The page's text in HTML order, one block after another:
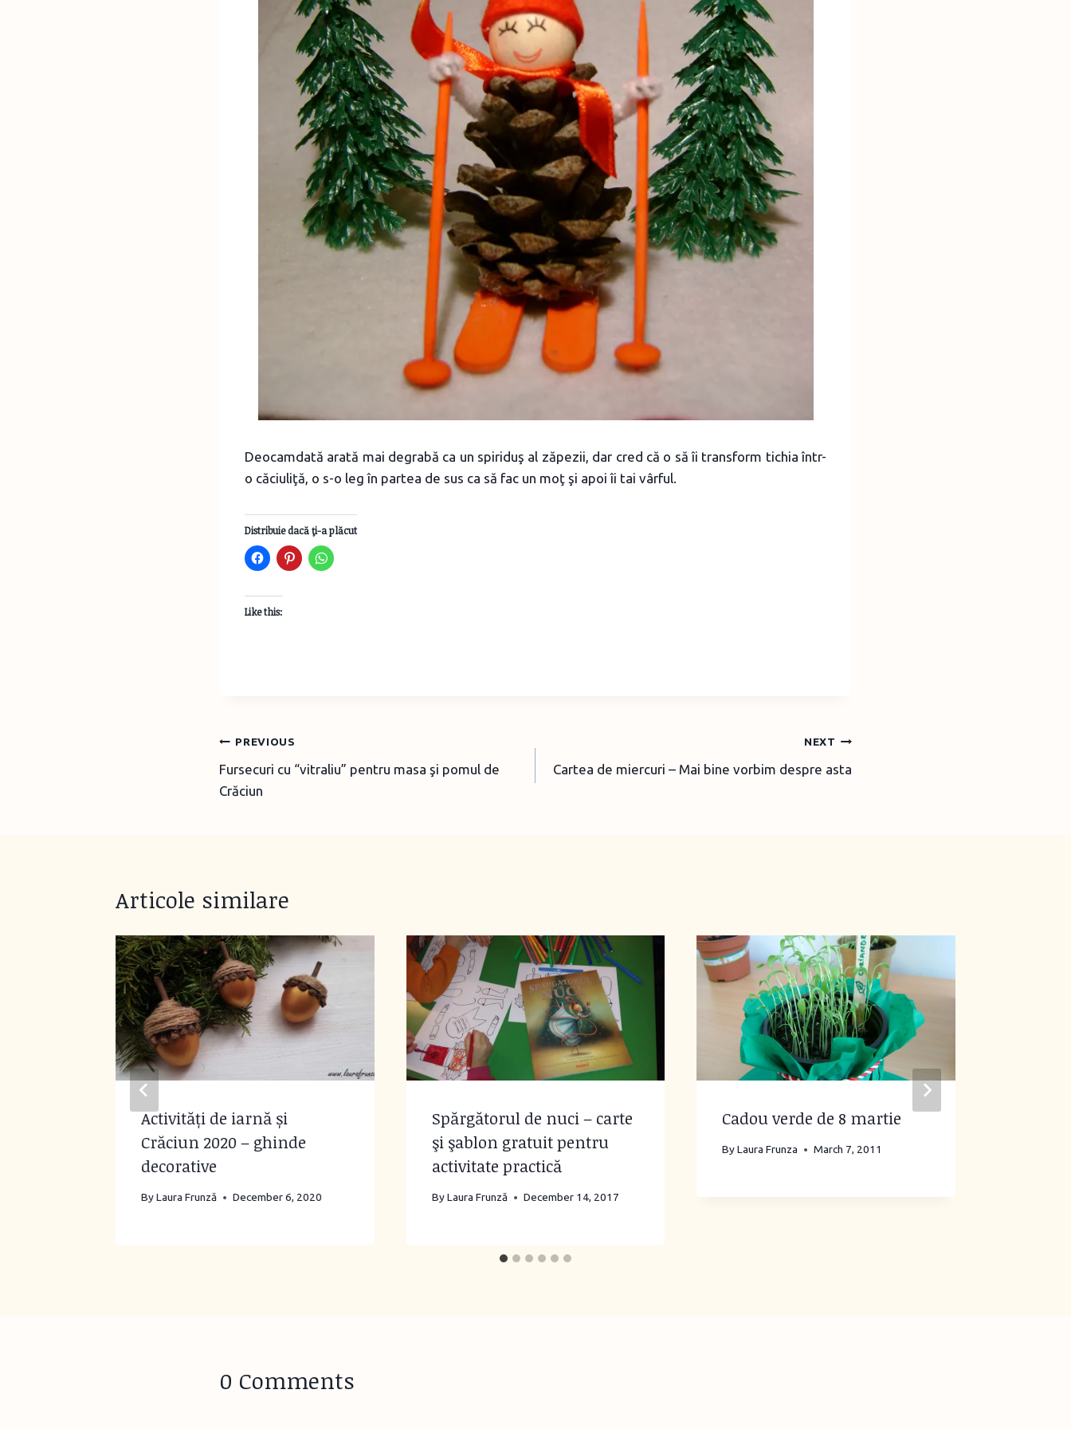
Deocamdată arată mai degrabă ca un spiriduş al zăpezii, dar cred că o să îi transform tichia într-
o căciuliţă, o s-o leg în partea de sus ca să fac un moţ şi apoi îi tai vârful.
Distribuie dacă ţi-a plăcut
Like this:
Post
navigation
PREVIOUS
Fursecuri cu “vitraliu” pentru masa şi pomul de
Crăciun
NEXT
Cartea de miercuri – Mai bine vorbim despre asta
Articole similare
Activități de iarnă și
Crăciun 2020 – ghinde
decorative
ByLaura Frunză December 6, 2020
Spărgătorul de nuci – carte
şi şablon gratuit pentru
activitate practică
By Laura Frunză December 14, 2017
Cadou verde de 8 martie
By Laura Frunza March 7, 2011
0 Comments